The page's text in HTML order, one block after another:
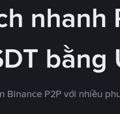
nhanh
bằng
Binance P2P với nhiều